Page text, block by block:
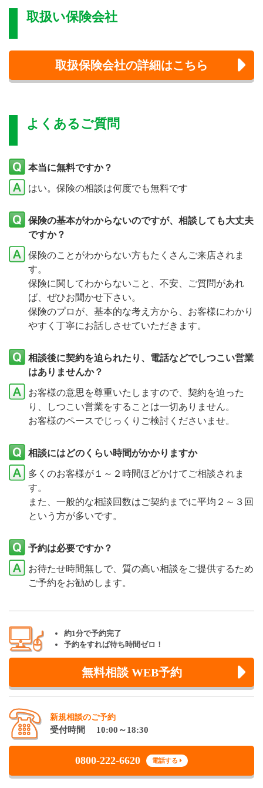
取扱い保険会社
取扱保険会社の詳細はこちら
よくあるご質問
本当に無料ですか？
はい。保険の相談は何度でも無料です
保険の基本がわからないのですが、相談しても大丈夫
ですか？
保険のことがわからない方もたくさんご来店されま
す。
保険に関してわからないこと、不安、ご質問があれ
ば、ぜひお聞かせ下さい。
保険のプロが、基本的な考え方から、お客様にわかり
やすく丁寧にお話しさせていただきます。
相談後に契約を迫られたり、電話などでしつこい営業
はありませんか？
お客様の意思を尊重いたしますので、契約を迫った
り、しつこい営業をすることは一切ありません。
お客様のペースでじっくりご検討くださいませ。
相談にはどのくらい時間がかかりますか
多くのお客様が１～２時間ほどかけてご相談されま
す。
また、一般的な相談回数はご契約までに平均２～３回
という方が多いです。
予約は必要ですか？
お待たせ時間無しで、質の高い相談をご提供するため
ご予約をお勧めします。
約1分で予約完了
予約をすれば待ち時間ゼロ！
無料相談 WEB予約
新規相談のご予約
受付時間 10:00～18:30
0800-222-6620 電話する